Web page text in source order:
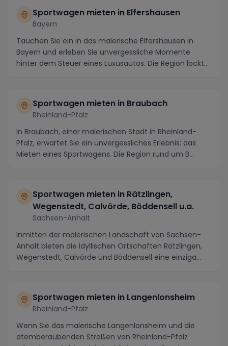
Sportwagen mieten in Elfershausen
Bayern
Tauchen Sie ein in das malerische Elfershausen in
Bayern und erleben Sie unvergessliche Momente
hinter dem Steuer eines Luxusautos. Die Region lockt
Sportwagen mieten in Braubach
Rheinland-Pfalz
In Braubach, einer malerischen Stadt in Rheinland-
Pfalz, erwartet Sie ein unvergessliches Erlebnis: das
Mieten eines Sportwagens. Die Region rund um B...
Sportwagen mieten in Rätzlingen,
Wegenstedt, Calvörde, Böddensell u.a.
Sachsen-Anhalt
Inmitten der malerischen Landschaft von Sachsen-
Anhalt bieten die idyllischen Ortschaften Rätzlingen,
Wegenstedt, Calvörde und Böddensell eine einziga...
Sportwagen mieten in Langenlonsheim
Rheinland-Pfalz
Wenn Sie das malerische Langenlonsheim und die
atemberaubenden Straßen von Rheinland-Pfalz